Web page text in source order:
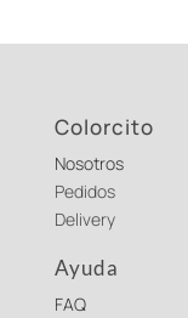
Colorcito
Nosotros
Pedidos
Delivery
Ayuda
FAQ